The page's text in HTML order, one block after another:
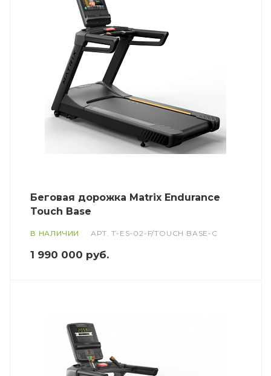
Беговая дорожка Matrix Endurance
Touch Base
В НАЛИЧИИ АРТ.T-ES-02-F/TOUCH BASE-C
1 990 000 руб.